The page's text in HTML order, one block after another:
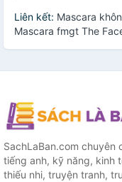
Liên kết: Mascara
Mascara fmgt The
SachLaBan.com
tiếng anh, kỹ năng, kinh
thiếu nhi, truyện tranh,